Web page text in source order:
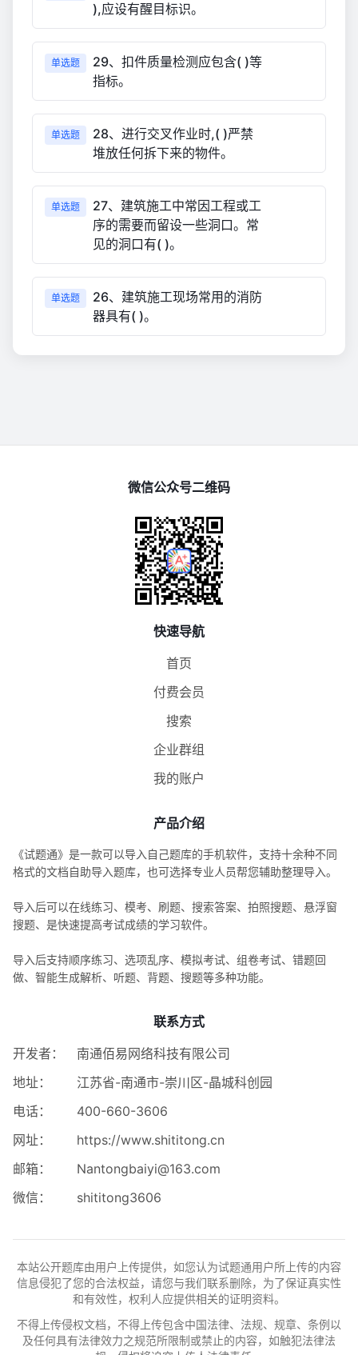
),应设有醒目标识。
单选题
29、扣件质量检测应包含( )等
指标。
单选题
28、进行交叉作业时,( )严禁
堆放任何拆下来的物件。
单选题
27、建筑施工中常因工程或工
序的需要而留设一些洞口。常
见的洞口有( )。
单选题
26、建筑施工现场常用的消防
器具有( )。
微信公众号二维码
快速导航
首页
付费会员
搜索
企业群组
我的账户
产品介绍
《试题通》是一款可以导入自己题库的手机软件，支持十余种不同
格式的文档自助导入题库，也可选择专业人员帮您辅助整理导入。
导入后可以在线练习、模考、刷题、搜索答案、拍照搜题、悬浮窗
搜题、是快速提高考试成绩的学习软件。
导入后支持顺序练习、选项乱序、模拟考试、组卷考试、错题回
做、智能生成解析、听题、背题、搜题等多种功能。
联系方式
开发者：
南通佰易网络科技有限公司
地址：
江苏省-南通市-崇川区-晶城科创园
电话：
400-660-3606
网址：
https://www.shititong.cn
邮箱：
Nantongbaiyi@163.com
微信：
shititong3606
本站公开题库由用户上传提供，如您认为试题通用户所上传的内容
信息侵犯了您的合法权益，请您与我们联系删除，为了保证真实性
和有效性，权利人应提供相关的证明资料。
不得上传侵权文档，不得上传包含中国法律、法规、规章、条例以
及任何具有法律效力之规范所限制或禁止的内容，如触犯法律法